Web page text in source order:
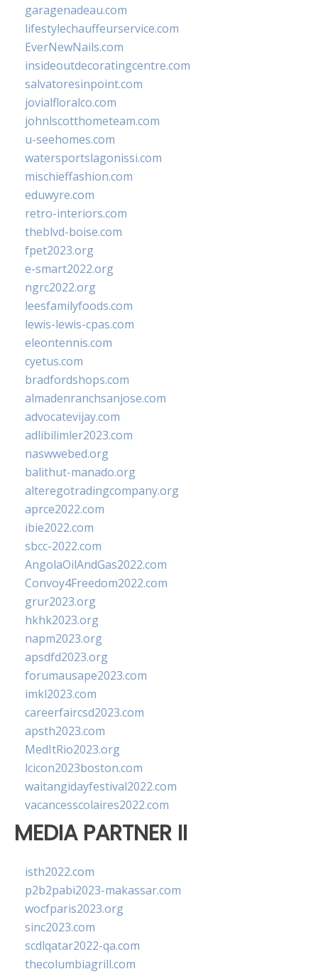
garagenadeau.com
lifestylechauffeurservice.com
EverNewNails.com
insideoutdecoratingcentre.com
salvatoresinpoint.com
jovialfloralco.com
johnlscotthometeam.com
u-seehomes.com
watersportslagonissi.com
mischieffashion.com
eduwyre.com
retro-interiors.com
theblvd-boise.com
fpet2023.org
e-smart2022.org
ngrc2022.org
leesfamilyfoods.com
lewis-lewis-cpas.com
eleontennis.com
cyetus.com
bradfordshops.com
almadenranchsanjose.com
advocatevijay.com
adlibilimler2023.com
naswwebed.org
balithut-manado.org
alteregotradingcompany.org
aprce2022.com
ibie2022.com
sbcc-2022.com
AngolaOilAndGas2022.com
Convoy4Freedom2022.com
grur2023.org
hkhk2023.org
napm2023.org
apsdfd2023.org
forumausape2023.com
imkl2023.com
careerfaircsd2023.com
apsth2023.com
MedItRio2023.org
lcicon2023boston.com
waitangidayfestival2022.com
vacancesscolaires2022.com
MEDIA PARTNER II
isth2022.com
p2b2pabi2023-makassar.com
wocfparis2023.org
sinc2023.com
scdlqatar2022-qa.com
thecolumbiagrill.com